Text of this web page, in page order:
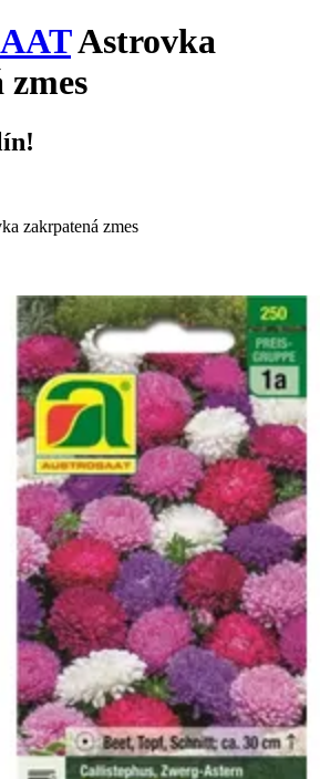
Astrovka
zakrpatená zmes